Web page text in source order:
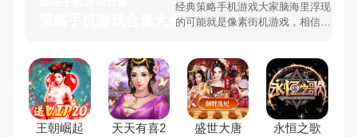
策略手机游戏合集大全 >
经典策略手机游戏大家脑海里浮现
的可能就是像素街机游戏，相信很
略手机游戏有哪些呢？游戏今天，
98手游下载站小编芒果味的怪咖给
大家搜集整理了所以策略手机游戏
合集，欢迎大家前来选择下载体验
王朝崛起 天天有喜2 盛世大唐 永恒之歌